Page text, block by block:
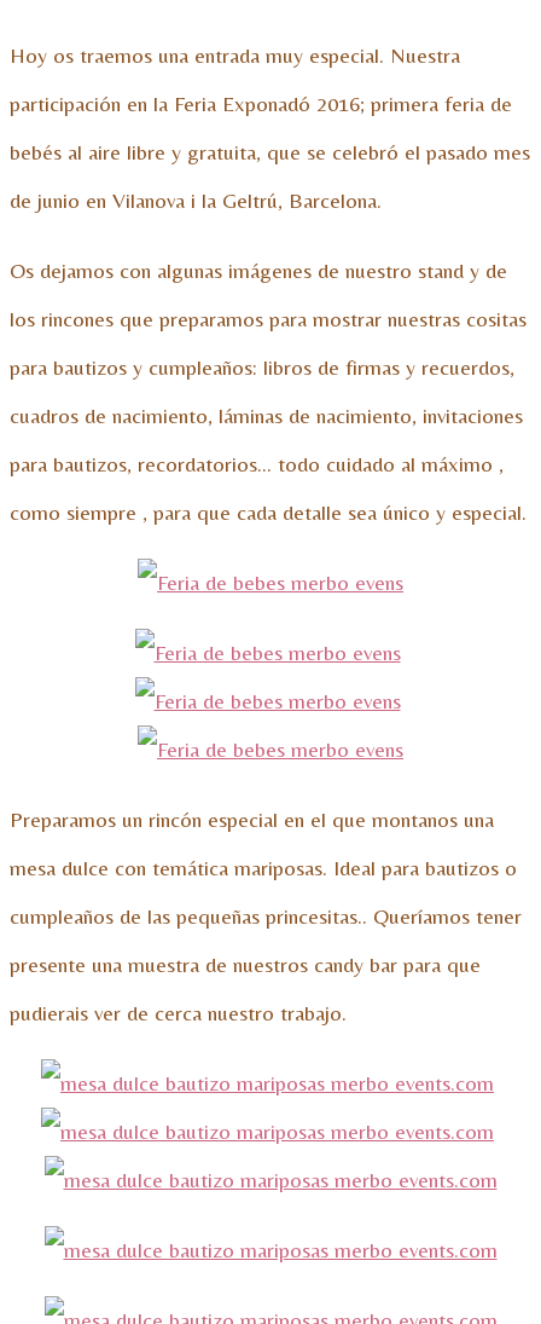
Hoy os traemos una entrada muy especial. Nuestra
participación en la Feria Exponadó 2016; primera feria de
bebés al aire libre y gratuita, que se celebró el pasado mes
de junio en Vilanova i la Geltrú, Barcelona.
Os dejamos con algunas imágenes de nuestro stand y de
los rincones que preparamos para mostrar nuestras cositas
para bautizos y cumpleaños: libros de firmas y recuerdos,
cuadros de nacimiento, láminas de nacimiento, invitaciones
para bautizos, recordatorios… todo cuidado al máximo ,
como siempre , para que cada detalle sea único y especial.
Preparamos un rincón especial en el que montanos una
mesa dulce con temática mariposas. Ideal para bautizos o
cumpleaños de las pequeñas princesitas.. Queríamos tener
presente una muestra de nuestros candy bar para que
pudierais ver de cerca nuestro trabajo.